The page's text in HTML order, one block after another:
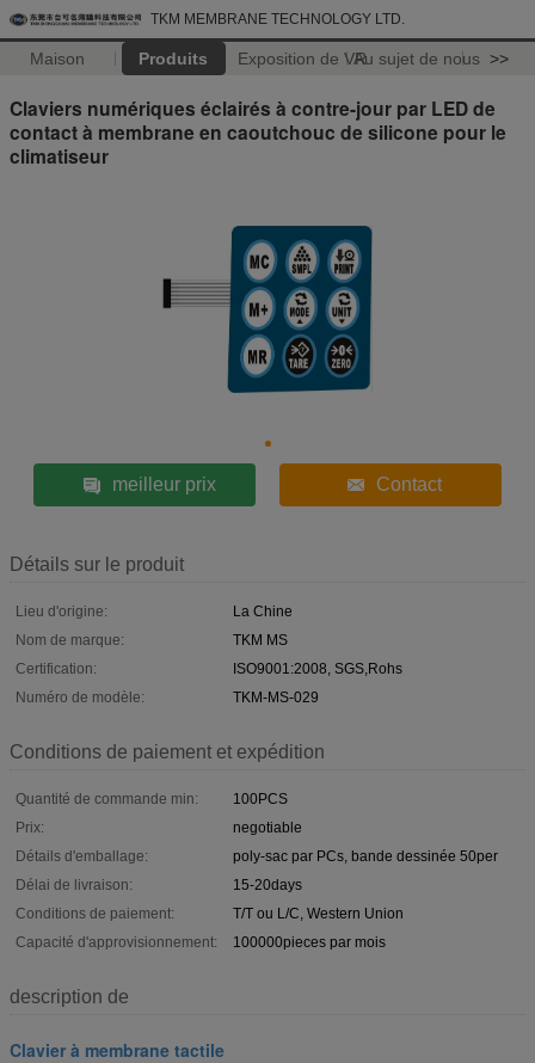
TKM MEMBRANE TECHNOLOGY LTD.
Maison Produits Exposition de VRAu sujet de nous >>
Claviers numériques éclairés à contre-jour par LED de
contact à membrane en caoutchouc de silicone pour le
climatiseur
meilleur prix Contact
Détails sur le produit
Lieu d'origine:
La Chine
Nom de marque:
TKM MS
Certification:
ISO9001:2008, SGS,Rohs
Numéro de modèle:
TKM-MS-029
Conditions de paiement et expédition
Quantité de commande min:
100PCS
Prix:
negotiable
Détails d'emballage:
poly-sac par PCs, bande dessinée 50per
Délai de livraison:
15-20days
Conditions de paiement:
T/T ou L/C, Western Union
Capacité d'approvisionnement:
100000pieces par mois
description de
Clavier à membrane tactile